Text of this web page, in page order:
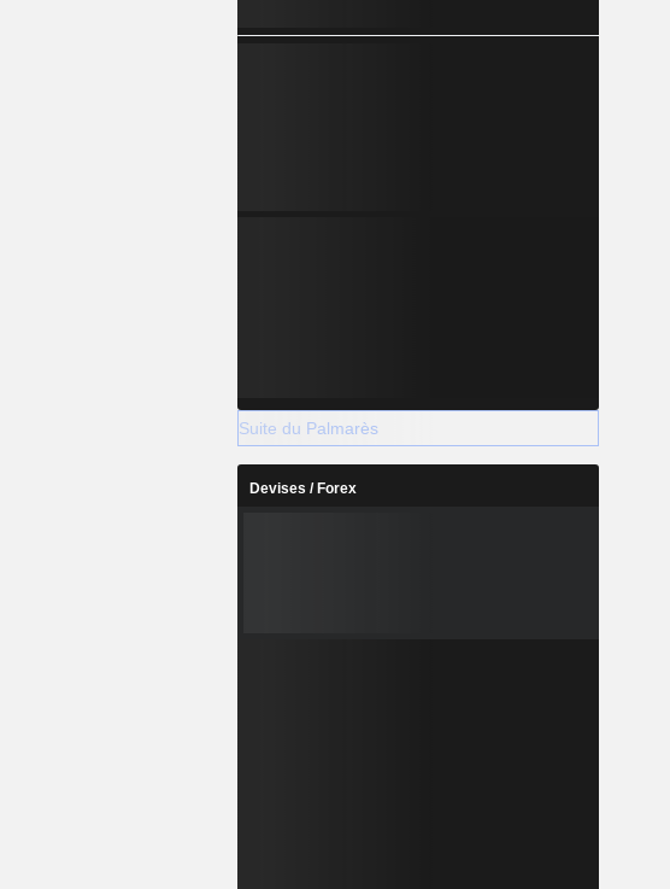
Suite du Palmarès
Devises / Forex